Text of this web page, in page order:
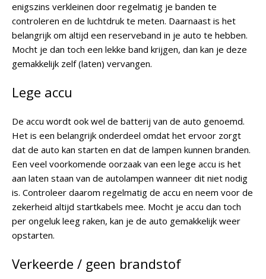
enigszins verkleinen door regelmatig je banden te
controleren en de luchtdruk te meten. Daarnaast is het
belangrijk om altijd een reserveband in je auto te hebben.
Mocht je dan toch een lekke band krijgen, dan kan je deze
gemakkelijk zelf (laten) vervangen.
Lege accu
De accu wordt ook wel de batterij van de auto genoemd.
Het is een belangrijk onderdeel omdat het ervoor zorgt
dat de auto kan starten en dat de lampen kunnen branden.
Een veel voorkomende oorzaak van een lege accu is het
aan laten staan van de autolampen wanneer dit niet nodig
is. Controleer daarom regelmatig de accu en neem voor de
zekerheid altijd startkabels mee. Mocht je accu dan toch
per ongeluk leeg raken, kan je de auto gemakkelijk weer
opstarten.
Verkeerde / geen brandstof